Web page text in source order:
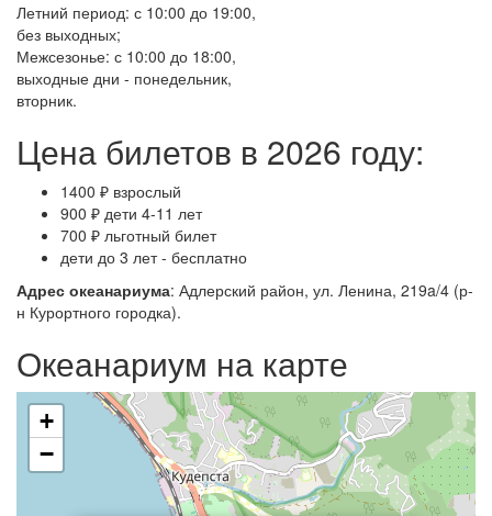
Летний период: с 10:00 до 19:00,
без выходных;
Межсезонье: с 10:00 до 18:00,
выходные дни -⁠ понедельник,
вторник.
Цена билетов в 2026 году:
1400 ₽ взрослый
900 ₽ дети 4-11 лет
700 ₽ льготный билет
дети до 3 лет - бесплатно
Адрес океанариума: Адлерский район, ул. Ленина, 219a/4 (р-
н Курортного городка).
Океанариум на карте
+
−